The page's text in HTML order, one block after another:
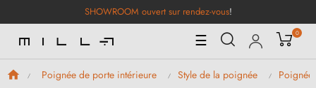
SHOWROOM ouvert sur rendez-vous!
Basculer
la
navigation
☰ 0
Poignée de porte intérieure Style de la poignée